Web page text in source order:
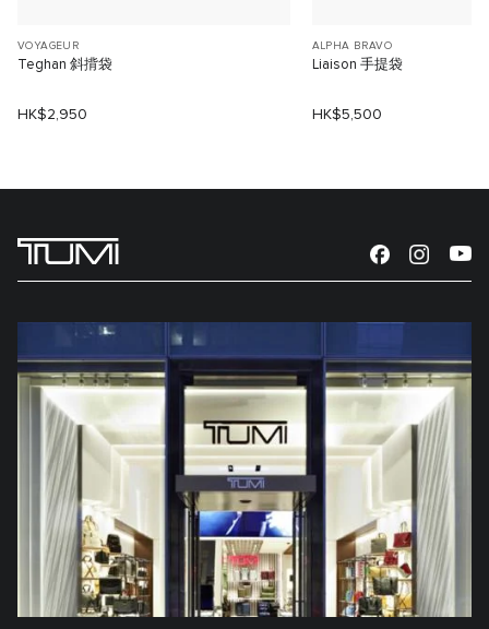
VOYAGEUR
Teghan 斜揹袋
HK$2,950
ALPHA BRAVO
Liaison 手提袋
HK$5,500